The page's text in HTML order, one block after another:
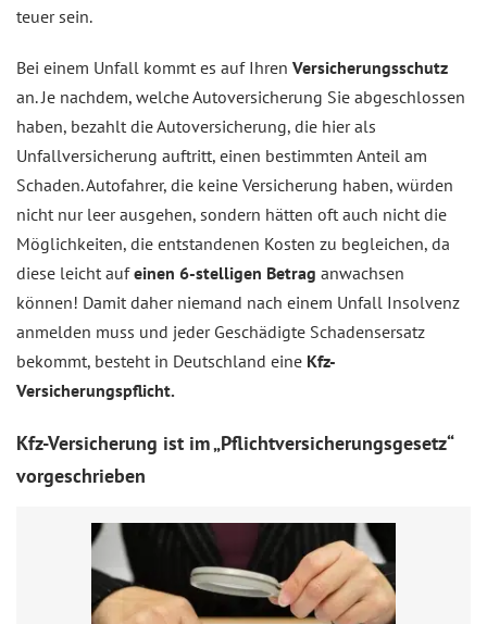
teuer sein.
Bei einem Unfall kommt es auf Ihren Versicherungsschutz
an. Je nachdem, welche Autoversicherung Sie abgeschlossen
haben, bezahlt die Autoversicherung, die hier als
Unfallversicherung auftritt, einen bestimmten Anteil am
Schaden. Autofahrer, die keine Versicherung haben, würden
nicht nur leer ausgehen, sondern hätten oft auch nicht die
Möglichkeiten, die entstandenen Kosten zu begleichen, da
diese leicht aufeinen 6-stelligen Betrag anwachsen
können! Damit daher niemand nach einem Unfall Insolvenz
anmelden muss und jeder Geschädigte Schadensersatz
bekommt, besteht in Deutschland eine Kfz-
Versicherungspflicht.
Kfz-Versicherung ist im „Pflichtversicherungsgesetz“
vorgeschrieben